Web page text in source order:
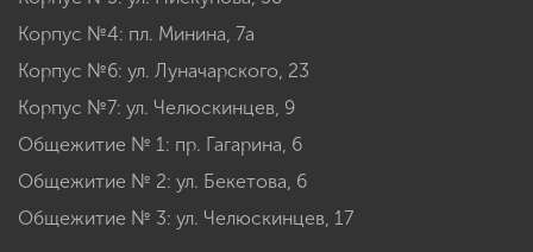
Корпус №4: пл. Минина, 7а
Корпус №6: ул. Луначарского, 23
Корпус №7: ул. Челюскинцев, 9
Общежитие № 1: пр. Гагарина, 6
Общежитие № 2: ул. Бекетова, 6
Общежитие № 3: ул. Челюскинцев, 17